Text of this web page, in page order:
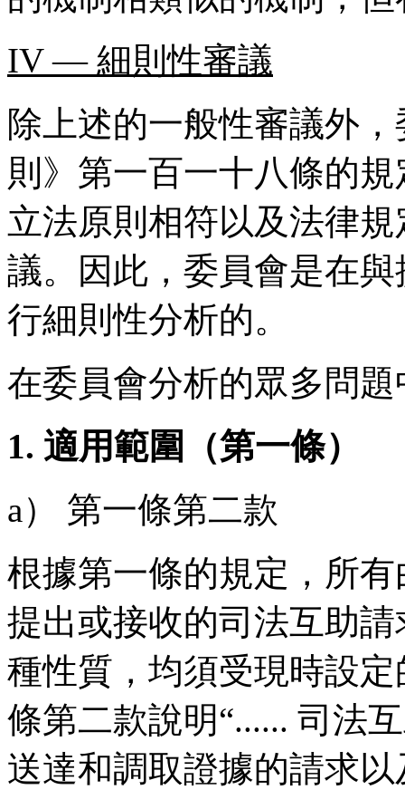
IV — 細則性審議
除上述的一般性審議外
則》第一百一十八條的
立法原則相符以及法律
議。因此，委員會是在
行細則性分析的。
在委員會分析的眾多問
1. 適用範圍（第一條）
a） 第一條第二款
根據第一條的規定，所
提出或接收的司法互助
種性質，均須受現時設
條第二款說明“...... 司法
送達和調取證據的請求